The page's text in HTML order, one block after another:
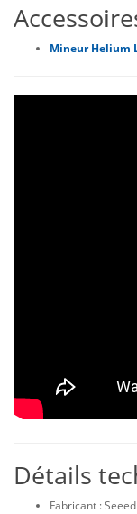
Mineur Helium
Détails
Fabricant :